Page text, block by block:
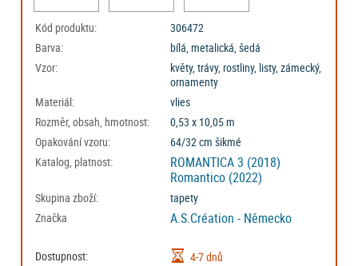
Kód produktu:
306472
Barva:
bílá, metalická, šedá
Vzor:
květy, trávy, rostliny, listy, zámecký,
ornamenty
Materiál:
vlies
Rozměr, obsah, hmotnost:
0,53 x 10,05 m
Opakování vzoru:
64/32 cm šikmé
Katalog, platnost:
ROMANTICA 3 (2018)
Romantico (2022)
Skupina zboží:
tapety
Značka
A.S.Création - Německo
Dostupnost: 4-7 dnů